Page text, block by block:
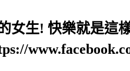
女生! 快樂就是這